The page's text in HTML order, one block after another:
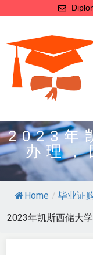
2023年
办理，
Home / 毕业证
2023年凯斯西储大